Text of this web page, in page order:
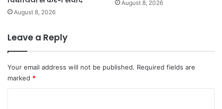
August 8, 2026
August 8, 2026
Leave a Reply
Your email address will not be published. Required fields are
marked *